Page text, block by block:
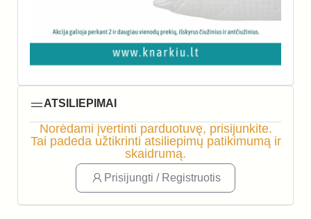
ATSILIEPIMAI
Norėdami įvertinti parduotuvę, prisijunkite.
Tai padeda užtikrinti atsiliepimų patikimumą ir
skaidrumą.
Prisijungti / Registruotis